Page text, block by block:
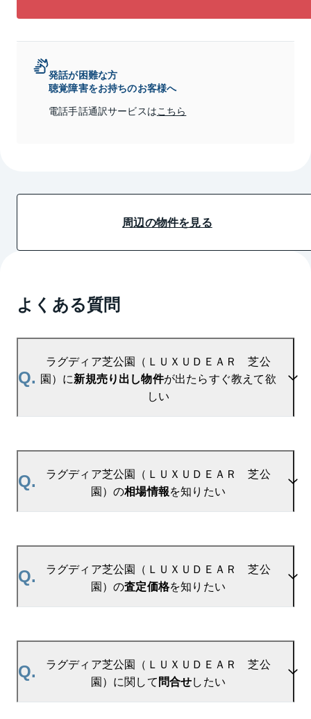
発話が困難な方
聴覚障害をお持ちのお客様へ
電話手話通訳サービスはこちら
周辺の物件を見る
よくある質問
Q.
ラグディア芝公園（ＬＵＸＵＤＥＡＲ 芝公
園）に新規売り出し物件が出たらすぐ教えて欲
しい
A.当サイトには、「売り出されたら教えて」リクエス
ト機能がございます。お気に入りのマンションをご
登録いただきますと、新着情報をいち早くお届けし
Q.
ラグディア芝公園（ＬＵＸＵＤＥＡＲ 芝公
園）の相場情報を知りたい
A.参考相場価格、参考相場賃料を掲載しております。
ラグディア芝公園（ＬＵＸＵＤＥＡＲ 芝公園）の
過去の販売事例や、周辺の販売実績からAIが算出し
Q.
ラグディア芝公園（ＬＵＸＵＤＥＡＲ 芝公
園）の査定価格を知りたい
A.ラグディア芝公園（ＬＵＸＵＤＥＡＲ 芝公園）の
無料売却査定はお問い合わせフォーム よりお問い合
わせください。
Q.
ラグディア芝公園（ＬＵＸＵＤＥＡＲ 芝公
園）に関して 問合せしたい